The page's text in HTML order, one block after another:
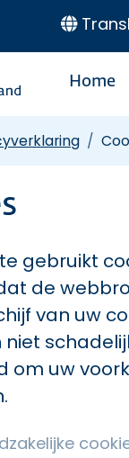
Home
gebruikt
de
van uw
niet
om uw